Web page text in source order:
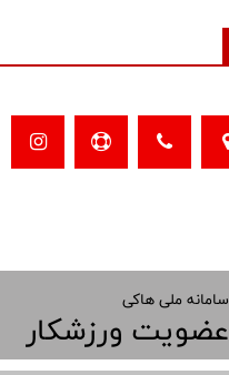
سامانه ملی هاکی
عضویت ورزشکار